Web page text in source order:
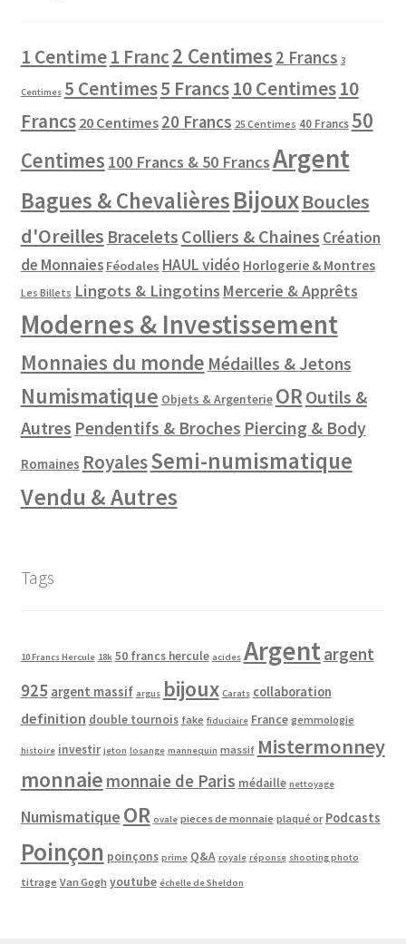
1 Centime1 Franc2 Centimes 2 Francs 3
Centimes 5 Centimes5 Francs10 Centimes10
Francs 20 Centimes 20 Francs 25 Centimes 40 Francs 50
Centimes 100 Francs & 50 FrancsArgent
Bagues & ChevalièresBijouxBoucles
d'Oreilles Bracelets Colliers & Chaines Création
de Monnaies Féodales HAUL vidéo Horlogerie & Montres
Les Billets Lingots & Lingotins Mercerie & Apprêts
Modernes & Investissement
Monnaies du monde Médailles & Jetons
Numismatique Objets & Argenterie OR Outils &
Autres Pendentifs & Broches Piercing & Body
Romaines RoyalesSemi-numismatique
Vendu & Autres
Tags
10 Francs Hercule 18k 50 francs hercule acides Argentargent
925 argent massif argus bijoux Carats collaboration
definition double tournois fake fiduciaire France gemmologie
histoire investir jeton losange mannequin massif Mistermonney
monnaie monnaie de Paris médaille nettoyage
Numismatique OR ovale pieces de monnaie plaqué or Podcasts
Poinçon poinçons prime Q&A royale réponse shooting photo
titrage Van Gogh youtube échelle de Sheldon